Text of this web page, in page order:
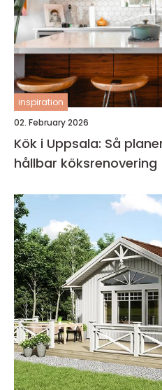
inspiration
02. February 2026
Kök i Uppsala: Så
hållbar köksrenovering